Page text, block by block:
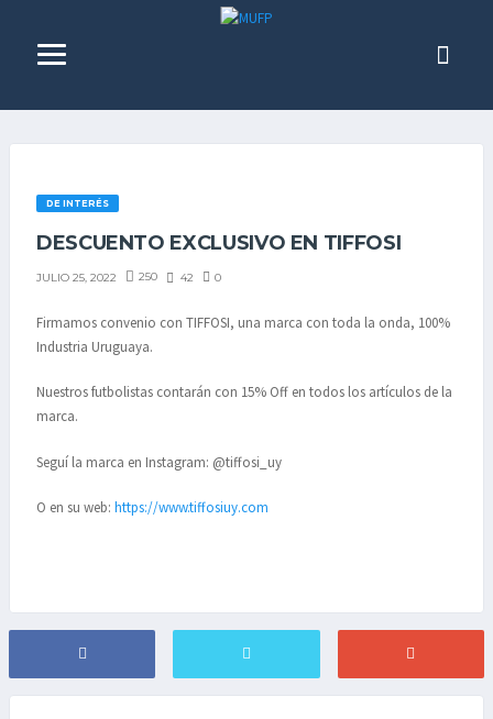
DE INTERÉS
DESCUENTO EXCLUSIVO EN TIFFOSI
JULIO 25, 2022 250 42 0
Firmamos convenio con TIFFOSI, una marca con toda la onda, 100%
Industria Uruguaya.
Nuestros futbolistas contarán con 15% Off en todos los artículos de la
marca.
Seguí la marca en Instagram: @tiffosi_uy
O en su web: https://www.tiffosiuy.com